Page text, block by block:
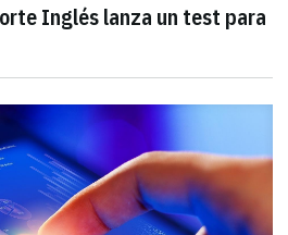
Inglés lanza un test para